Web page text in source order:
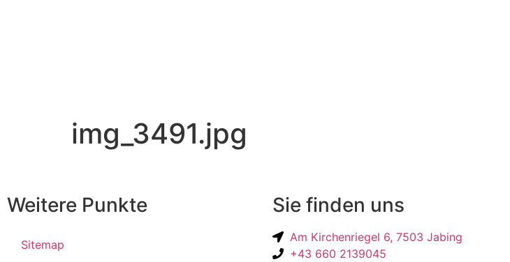
img_3491.jpg
Weitere Punkte
Sitemap
Sie finden uns
Am Kirchenriegel 6, 7503 Jabing
+43 660 2139045